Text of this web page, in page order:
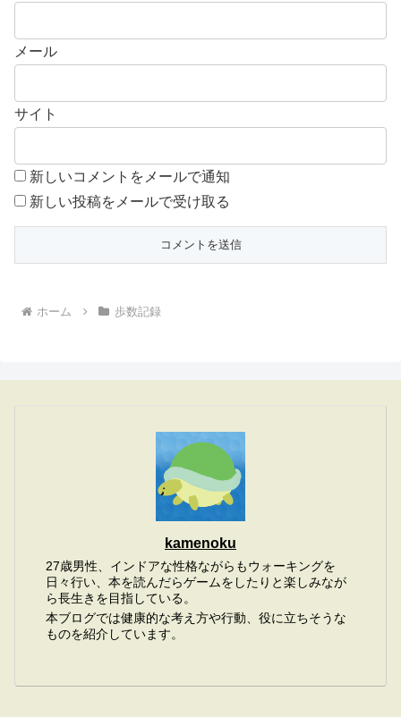
メール
サイト
新しいコメントをメールで通知
新しい投稿をメールで受け取る
ホーム 歩数記録
kamenoku
27歳男性、インドアな性格ながらもウォーキングを
日々行い、本を読んだらゲームをしたりと楽しみなが
ら長生きを目指している。
本ブログでは健康的な考え方や行動、役に立ちそうな
ものを紹介しています。